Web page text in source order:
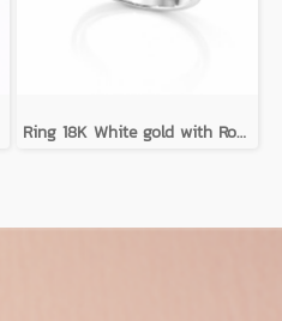
Ring 18K White gold with Round Diamond